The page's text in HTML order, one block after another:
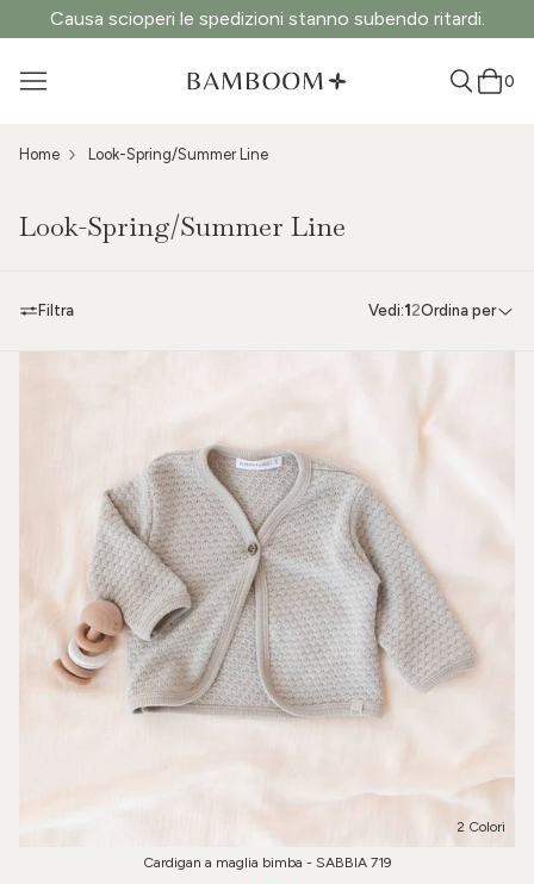
Causa scioperi le spedizioni stanno subendo ritardi.
0
Home Look-Spring/Summer Line
Look-Spring/Summer Line
Filtra Vedi:1 2Ordina per
2 Colori
Cardigan a maglia bimba - SABBIA 719